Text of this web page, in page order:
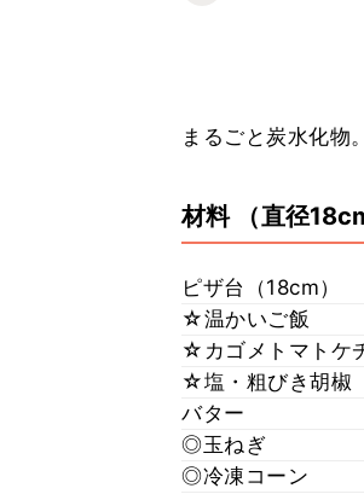
まるごと炭水化物。
材料 （直径
ピザ台（18cm）
☆温かいご飯
☆カゴメトマトケ
☆塩・粗びき胡椒
バター
◎玉ねぎ
◎冷凍コーン